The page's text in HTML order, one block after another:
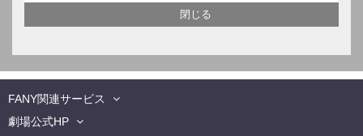
FANY関連サービス
劇場公式HP